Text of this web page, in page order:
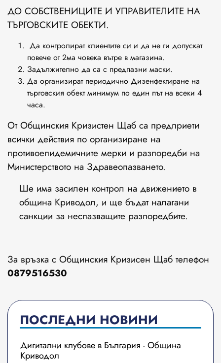
ДО СОБСТВЕНИЦИТЕ И УПРАВИТЕЛИТЕ НА
ТЪРГОВСКИТЕ ОБЕКТИ.
Да контролират клиентите си и да не ги допускат
повече от 2ма човека вътре в магазина.
Задължително да са с предпазни маски.
Да организират периодично Дизенфектиране на
търговския обект минимум по един път на всеки 4
часа.
От Общинския Кризистен Щаб са предприети
всички действия по организиране на
противоепидемичните мерки и разпоредби на
Министерството на Здравеопазването.
Ше има засилен контрол на движението в
община Криводол, и ще бъдат налагани
санкции за неспазващите разпоредбите.
За връзка с Общинския Кризисен Щаб телефон
0879516530
ПОСЛЕДНИ НОВИНИ
Дигитални клубове в България - Община
Криводол